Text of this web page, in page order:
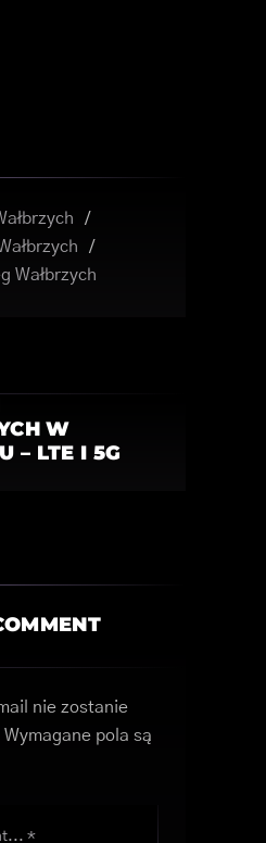
/
/
Wałbrzych
W
– LTE I 5G
nie zostanie
Wymagane pola są